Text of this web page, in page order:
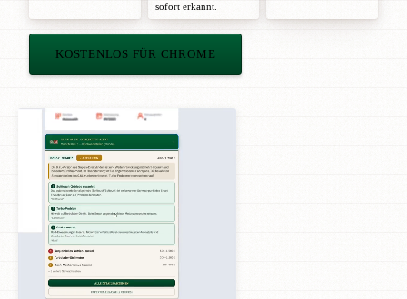
sofort erkannt.
KOSTENLOS FÜR CHROME